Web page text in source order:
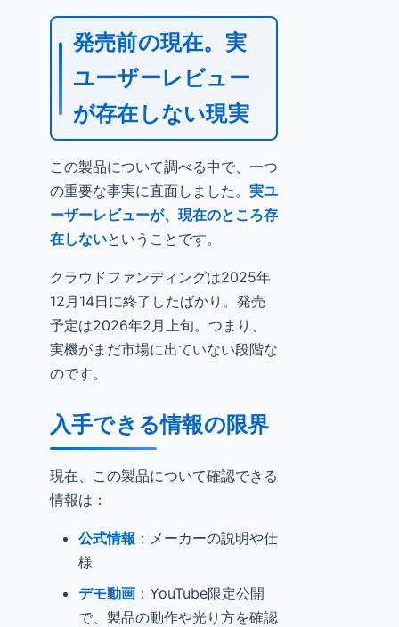
発売前の現在。実
ユーザーレビュー
が存在しない現実
この製品について調べる中で、一つ
の重要な事実に直面しました。 実ユ
ーザーレビューが、現在のところ存
在しないということです。
クラウドファンディングは2025年
12月14日に終了したばかり。発売
予定は2026年2月上旬。つまり、
実機がまだ市場に出ていない段階な
のです。
入手できる情報の限界
現在、この製品について確認できる
情報は：
公式情報 ：メーカーの説明や仕
様
デモ動画 ：YouTube限定公開
で、製品の動作や光り方を確認